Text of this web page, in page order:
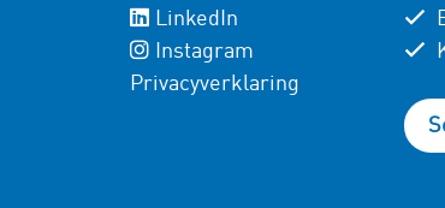
LinkedIn
Instagram
Privacyverklaring